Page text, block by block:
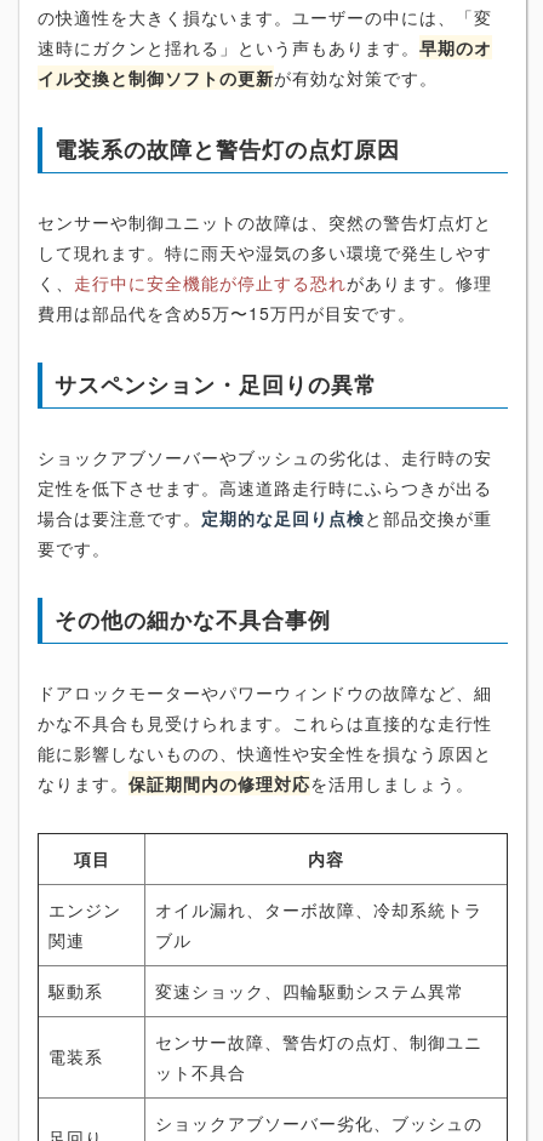
の快適性を大きく損ないます。ユーザーの中には、「変
速時にガクンと揺れる」という声もあります。 早期のオ
イル交換と制御ソフトの更新が有効な対策です。
電装系の故障と警告灯の点灯原因
センサーや制御ユニットの故障は、突然の警告灯点灯と
して現れます。特に雨天や湿気の多い環境で発生しやす
く、 走行中に安全機能が停止する恐れがあります。修理
費用は部品代を含め5万〜15万円が目安です。
サスペンション・足回りの異常
ショックアブソーバーやブッシュの劣化は、走行時の安
定性を低下させます。高速道路走行時にふらつきが出る
場合は要注意です。 定期的な足回り点検と部品交換が重
要です。
その他の細かな不具合事例
ドアロックモーターやパワーウィンドウの故障など、細
かな不具合も見受けられます。これらは直接的な走行性
能に影響しないものの、快適性や安全性を損なう原因と
なります。 保証期間内の修理対応を活用しましょう。
項目 内容
エンジン
関連
オイル漏れ、ターボ故障、冷却系統トラ
ブル
駆動系 変速ショック、四輪駆動システム異常
電装系
センサー故障、警告灯の点灯、制御ユニ
ット不具合
ショックアブソーバー劣化、ブッシュの